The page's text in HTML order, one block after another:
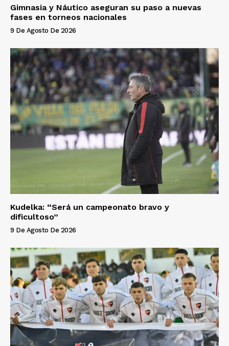
Gimnasia y Náutico aseguran su paso a nuevas
fases en torneos nacionales
9 De Agosto De 2026
Kudelka: “Será un campeonato bravo y
dificultoso”
9 De Agosto De 2026